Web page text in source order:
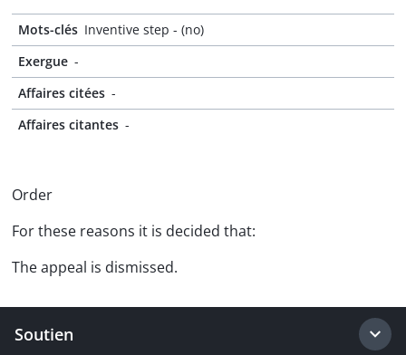
Mots-clés Inventive step - (no)
Exergue -
Affaires citées -
Affaires citantes -
Order
For these reasons it is decided that:
The appeal is dismissed.
Soutien